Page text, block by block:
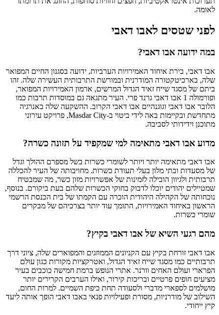
לאומה.
לפני שטסים לאבו דאבי
במה ידועה אבו דאבי?
אבו דאבי, בירת איחוד האמירויות הערביות, ידועה בסגנון החיים המפואר
שלה, בארכיטקטורה המודרנית ובמורשת התרבותית העשירה שלה. זהו
ביתם של מסגד שייח זאיד הגדול המרשים, ארמון האמירויות המפואר,
ופורמולה 1 אבו דאבי גרנד פרי. העיר מתגאה גם במוסדות תרבות כמו
הלובר אבו דאבי וגוגנהיים אבו דאבי הקרוב. ההשקעה שלה באנרגיה
מתחדשת ובקיימות באה לידי ביטוי ב-Masdar City, פרויקט עירוני
מתוכנן וידידותי לסביבה.
מדוע אבו דאבי מתאימה למי שמקפיד על תזונה כשרה?
אבו דאבי מתאימה יותר ויותר לשומרי כשרות בשל מספרם ההולך וגדל
של מסעדות ובתי מלון בעלי תעודת כשרות. מחויבותה של העיר להכללה
תרבותית ולגיוון הובילה לזמינות של אפשרויות מזון כשר, מה שמבטיח
שמטיילים יהודים יוכלו לדבוק בחוקי הכשרות שלהם בעת ביקורם. בנוסף,
נוכחותה של הקהילה היהודית הוכרה עם הקמתו של בית הכנסת הרשמי
הראשון באיחוד האמירויות, התומך עוד יותר בצרכיהם של מבקרים
שומרי כשרות.
מהם רגעי השיא של אבו דאבי בקיץ?
אבו דאבי זורחת בקיץ עם הקניונים הממוזגים והמפוארים שלה, ציוני דרך
תרבותיים כמו מסגד שייח זאיד הגדול, ואטרקציות מקורות כגון עולם
הפרארי ועולם האחים וורנר. אתרי הנופש ברמת חמישה כוכבים בעיר
מציעים חופים פרטיים ובריכות קירור, ואילו הערבים הקרירים יותר
מושלמים לספארי מדברי ולסעודה תחת כיפת השמיים. למרות החום,
השילוב של מודרניות, מסורת ופעילויות פנאי באבו דאבי הופך אותה ליעד
קיץ ייחודי.